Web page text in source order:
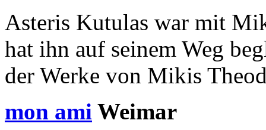
Asteris Kutulas war mit
hat ihn auf seinem Weg
der Werke von Mikis
mon ami Weimar